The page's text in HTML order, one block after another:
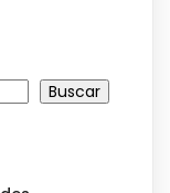
Buscar